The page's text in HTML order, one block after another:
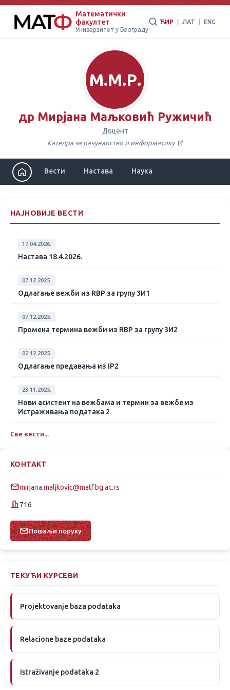
Математички
факултет
Универзитет у Београду
ЋИР ЛАТ ENG
М.М.Р.
др Мирјана Маљковић Ружичић
Доцент
Катедра за рачунарство и информатику
Вести Настава Наука
НАЈНОВИЈЕ ВЕСТИ
17.04.2026.
Настава 18.4.2026.
07.12.2025.
Одлагање вежби из RBP за групу 3И1
07.12.2025.
Промена термина вежби из RBP за групу 3И2
02.12.2025.
Одлагање предавања из IP2
23.11.2025.
Нови асистент на вежбама и термин за вежбе из
Истраживања података 2
Све вести...
КОНТАКТ
mirjana.maljkovic@matf.bg.ac.rs
716
Пошаљи поруку
ТЕКУЋИ КУРСЕВИ
Projektovanje baza podataka
Relacione baze podataka
Istraživanje podataka 2